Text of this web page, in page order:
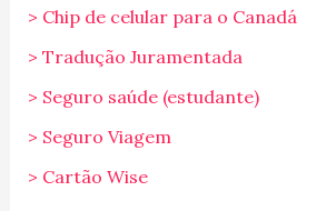
> Chip de celular para o Canadá
> Tradução Juramentada
> Seguro saúde (estudante)
> Seguro Viagem
> Cartão Wise